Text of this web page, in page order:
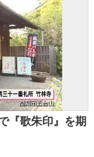
『歌朱印』を期